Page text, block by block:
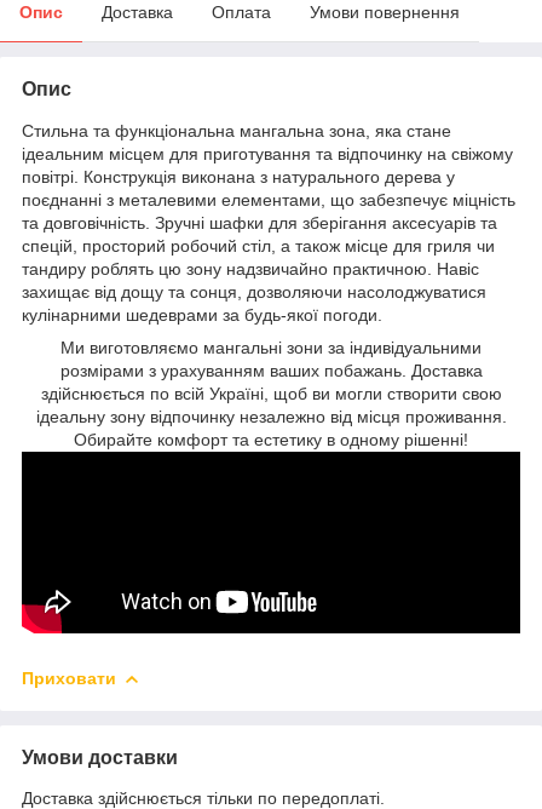
Опис Доставка Оплата Умови повернення
Опис
Стильна та функціональна мангальна зона, яка стане
ідеальним місцем для приготування та відпочинку на свіжому
повітрі. Конструкція виконана з натурального дерева у
поєднанні з металевими елементами, що забезпечує міцність
та довговічність. Зручні шафки для зберігання аксесуарів та
спецій, просторий робочий стіл, а також місце для гриля чи
тандиру роблять цю зону надзвичайно практичною. Навіс
захищає від дощу та сонця, дозволяючи насолоджуватися
кулінарними шедеврами за будь-якої погоди.
Ми виготовляємо мангальні зони за індивідуальними
розмірами з урахуванням ваших побажань. Доставка
здійснюється по всій Україні, щоб ви могли створити свою
ідеальну зону відпочинку незалежно від місця проживання.
Обирайте комфорт та естетику в одному рішенні!
Приховати
Умови доставки
Доставка здійснюється тільки по передоплаті.